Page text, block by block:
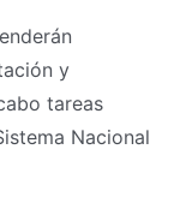
y
tareas
Nacional